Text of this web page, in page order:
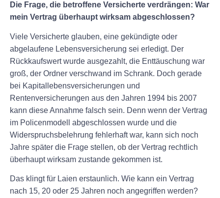
Die Frage, die betroffene Versicherte verdrängen: War
mein Vertrag überhaupt wirksam abgeschlossen?
Viele Versicherte glauben, eine gekündigte oder
abgelaufene Lebensversicherung sei erledigt. Der
Rückkaufswert wurde ausgezahlt, die Enttäuschung war
groß, der Ordner verschwand im Schrank. Doch gerade
bei Kapitallebensversicherungen und
Rentenversicherungen aus den Jahren 1994 bis 2007
kann diese Annahme falsch sein. Denn wenn der Vertrag
im Policenmodell abgeschlossen wurde und die
Widerspruchsbelehrung fehlerhaft war, kann sich noch
Jahre später die Frage stellen, ob der Vertrag rechtlich
überhaupt wirksam zustande gekommen ist.
Das klingt für Laien erstaunlich. Wie kann ein Vertrag
nach 15, 20 oder 25 Jahren noch angegriffen werden?